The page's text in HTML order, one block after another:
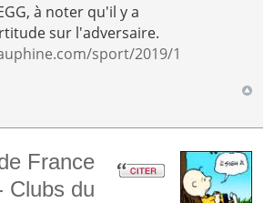
à noter qu'il y a
sur l'adversaire.
sport/2019/1
France
Clubs du